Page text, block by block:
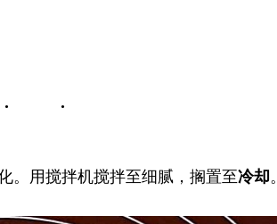
。用搅拌机搅拌至细腻，搁置至冷却。